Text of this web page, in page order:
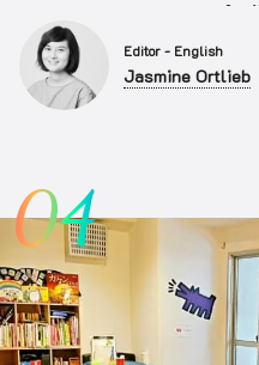
Editor - English
Jasmine Ortlieb
04